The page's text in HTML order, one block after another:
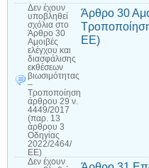
Δεν έχουν
υποβληθεί
σχόλια στο
Άρθρο 30
Αμοιβές
ελέγχου και
διασφάλισης
εκθέσεων
βιωσιμότητας
–
Τροποποίηση
άρθρου 29 ν.
4449/2017
(παρ. 13
άρθρου 3
Οδηγίας
2022/2464/
ΕΕ)
Άρθρο 30
ΕΕ)
Δεν έχουν